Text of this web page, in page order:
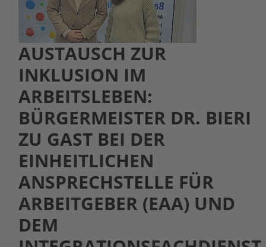
AUSTAUSCH ZUR
INKLUSION IM
ARBEITSLEBEN:
BÜRGERMEISTER DR. BIERI
ZU GAST BEI DER
EINHEITLICHEN
ANSPRECHSTELLE FÜR
ARBEITGEBER (EAA) UND
DEM